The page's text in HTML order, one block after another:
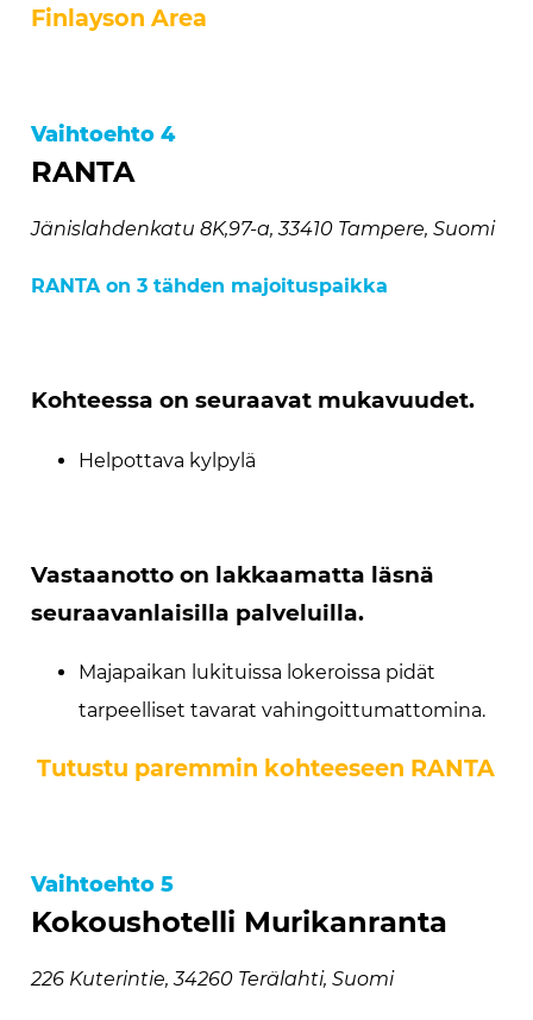
Finlayson Area
Vaihtoehto 4
RANTA
Jänislahdenkatu 8K,97-a, 33410 Tampere, Suomi
RANTA on 3 tähden majoituspaikka
Kohteessa on seuraavat mukavuudet.
Helpottava kylpylä
Vastaanotto on lakkaamatta läsnä
seuraavanlaisilla palveluilla.
Majapaikan lukituissa lokeroissa pidät
tarpeelliset tavarat vahingoittumattomina.
Tutustu paremmin kohteeseen RANTA
Vaihtoehto 5
Kokoushotelli Murikanranta
226 Kuterintie, 34260 Terälahti, Suomi